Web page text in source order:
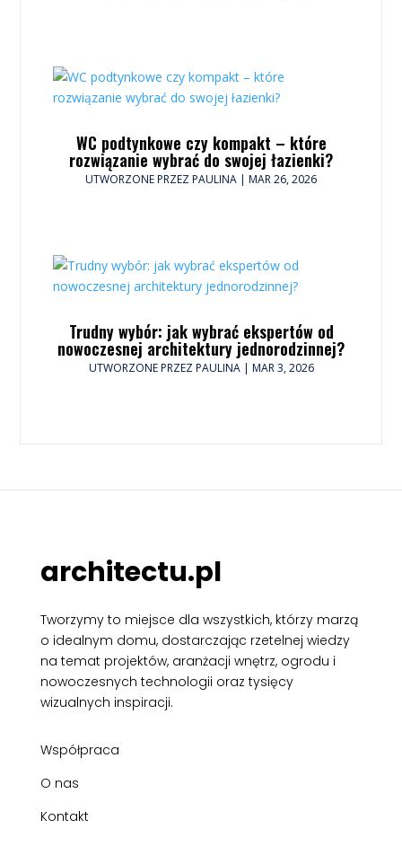
WC podtynkowe czy kompakt – które
rozwiązanie wybrać do swojej łazienki?
UTWORZONE PRZEZPAULINA | MAR 26, 2026
Trudny wybór: jak wybrać ekspertów od
nowoczesnej architektury jednorodzinnej?
UTWORZONE PRZEZPAULINA| MAR 3, 2026
architectu.pl
Tworzymy to miejsce dla wszystkich, którzy marzą
o idealnym domu, dostarczając rzetelnej wiedzy
na temat projektów, aranżacji wnętrz, ogrodu i
nowoczesnych technologii oraz tysięcy
wizualnych inspiracji.
Współpraca
O nas
Kontakt